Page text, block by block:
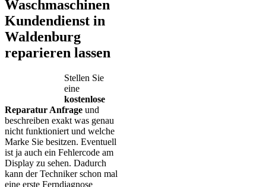
Waschmaschinen
Kundendienst in
Waldenburg
reparieren lassen
Stellen Sie
eine
kostenlose
Reparatur Anfrage und
beschreiben exakt was genau
nicht funktioniert und welche
Marke Sie besitzen. Eventuell
ist ja auch ein Fehlercode am
Display zu sehen. Dadurch
kann der Techniker schon mal
eine erste Ferndiagnose